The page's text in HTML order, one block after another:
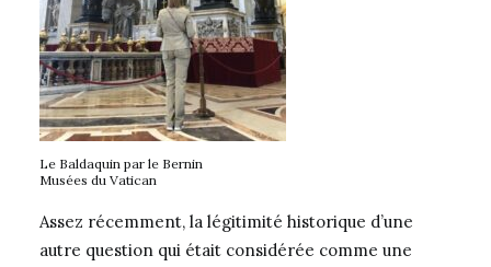
Le Baldaquin par le Bernin
Musées du Vatican
Assez récemment, la légitimité historique d’une
autre question qui était considérée comme une